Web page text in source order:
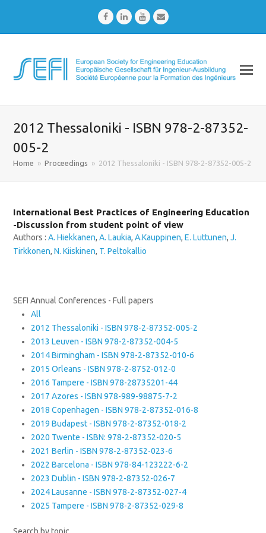
FacebookLinkedInYoutubeEmail
2012 Thessaloniki - ISBN 978-2-87352-
005-2
Home » Proceedings » 2012 Thessaloniki - ISBN 978-2-87352-005-2
International Best Practices of Engineering Education
-Discussion from student point of view
Authors :A. Hiekkanen,A. Laukia,A.Kauppinen,E. Luttunen,J.
Tirkkonen,N. Kiiskinen, T. Peltokallio
SEFI Annual Conferences - Full papers
All
2012 Thessaloniki - ISBN 978-2-87352-005-2
2013 Leuven - ISBN 978-2-87352-004-5
2014 Birmingham - ISBN 978-2-87352-010-6
2015 Orleans - ISBN 978-2-8752-012-0
2016 Tampere - ISBN 978-28735201-44
2017 Azores - ISBN 978-989-98875-7-2
2018 Copenhagen - ISBN 978-2-87352-016-8
2019 Budapest - ISBN 978-2-87352-018-2
2020 Twente - ISBN: 978-2-87352-020-5
2021 Berlin - ISBN 978-2-87352-023-6
2022 Barcelona - ISBN 978-84-123222-6-2
2023 Dublin - ISBN 978-2-87352-026-7
2024 Lausanne - ISBN 978-2-87352-027-4
2025 Tampere - ISBN 978-2-87352-029-8